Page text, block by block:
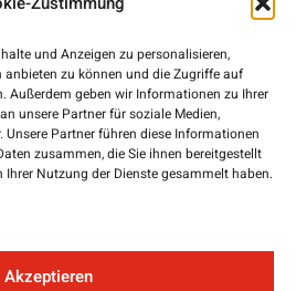
und Anzeigen zu personalisieren,
zu können und die Zugriffe auf
Außerdem geben wir Informationen zu Ihrer
unsere Partner für soziale Medien,
Partner führen diese Informationen
zusammen, die Sie ihnen bereitgestellt
Ihrer Nutzung der Dienste gesammelt haben.
Akzeptieren
1, 4020 Linz
732 7720-111 00
4020 Linz